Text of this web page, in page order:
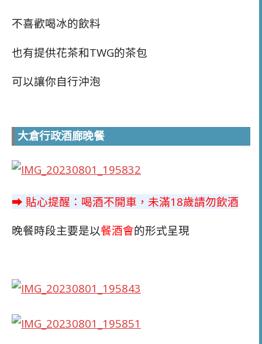
不喜歡喝冰的飲料
也有提供花茶和TWG的茶包
可以讓你自行沖泡
大倉行政酒廊晚餐
➡ 貼心提醒：喝酒不開車，未滿18歲請勿飲酒
晚餐時段主要是以餐酒會的形式呈現